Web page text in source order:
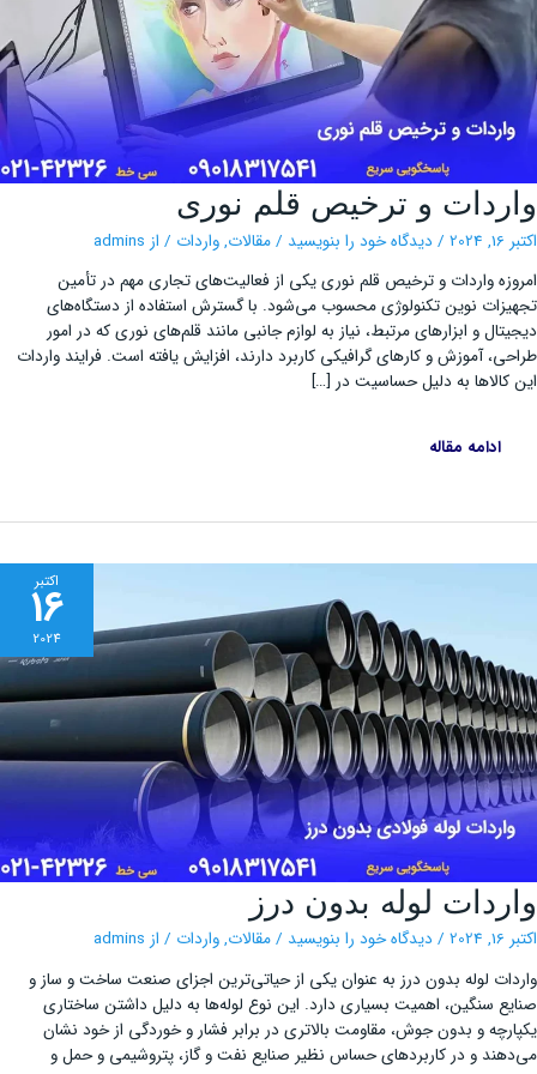
و ترخیص قلم نوری
/دیدگاه‌ خود را بنویسید/مقالات,واردات/ از admins
واردات و ترخیص قلم نوری یکی از فعالیت‌های تجاری مهم در تأمین
نوین تکنولوژی محسوب می‌شود. با گسترش استفاده از دستگاه‌های
و ابزارهای مرتبط، نیاز به لوازم جانبی مانند قلم‌های نوری که در امور
آموزش و کارهای گرافیکی کاربرد دارند، افزایش یافته است. فرایند واردات
به دلیل حساسیت در […]
واردات
و
ترخیص
قلم
نوری
ادامه مقاله
لوله بدون درز
/دیدگاه‌ خود را بنویسید/مقالات,واردات/ از admins
لوله‌ بدون درز به عنوان یکی از حیاتی‌ترین اجزای صنعت ساخت و ساز و
سنگین، اهمیت بسیاری دارد. این نوع لوله‌ها به دلیل داشتن ساختاری
و بدون جوش، مقاومت بالاتری در برابر فشار و خوردگی از خود نشان
و در کاربردهای حساس نظیر صنایع نفت و گاز، پتروشیمی و حمل ‌و
واردات
لوله
بدون
درز
162024